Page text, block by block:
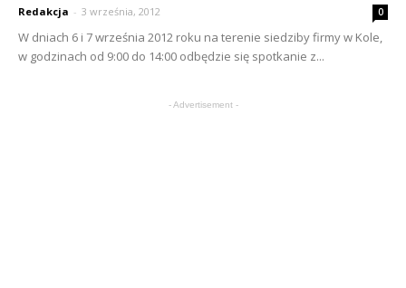
Redakcja - 3 września, 2012 0
W dniach 6 i 7 września 2012 roku na terenie siedziby firmy w Kole,
w godzinach od 9:00 do 14:00 odbędzie się spotkanie z...
- Advertisement -